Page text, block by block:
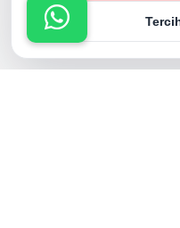
Referanslar
Bloglar